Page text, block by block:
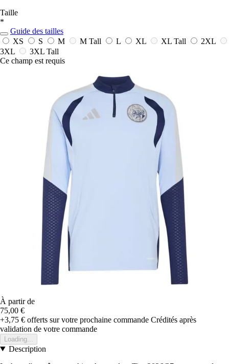
Taille
*
Guide des tailles
XS
S M M Tall L XL XL Tall
2XL
3XL
3XL Tall
Ce champ est requis
À partir de
75,00 €
+3,75 € offerts sur votre prochaine commande Crédités après
validation de votre commande
Loading...
Description